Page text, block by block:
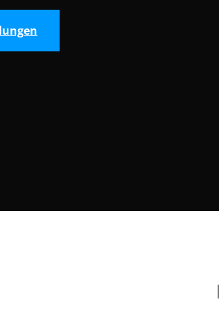
der Cookies mit